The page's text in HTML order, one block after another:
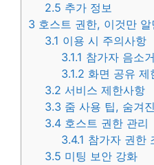
2.5 추가 정보
3 호스트 권한, 이것만
3.1 이용 시 주의사항
3.1.1 참가자 음소
3.1.2 화면 공유 제
3.2 서비스 제한사항
3.3 줌 사용 팁, 숨겨
3.4 호스트 권한 관리
3.4.1 참가자 권한
3.5 미팅 보안 강화